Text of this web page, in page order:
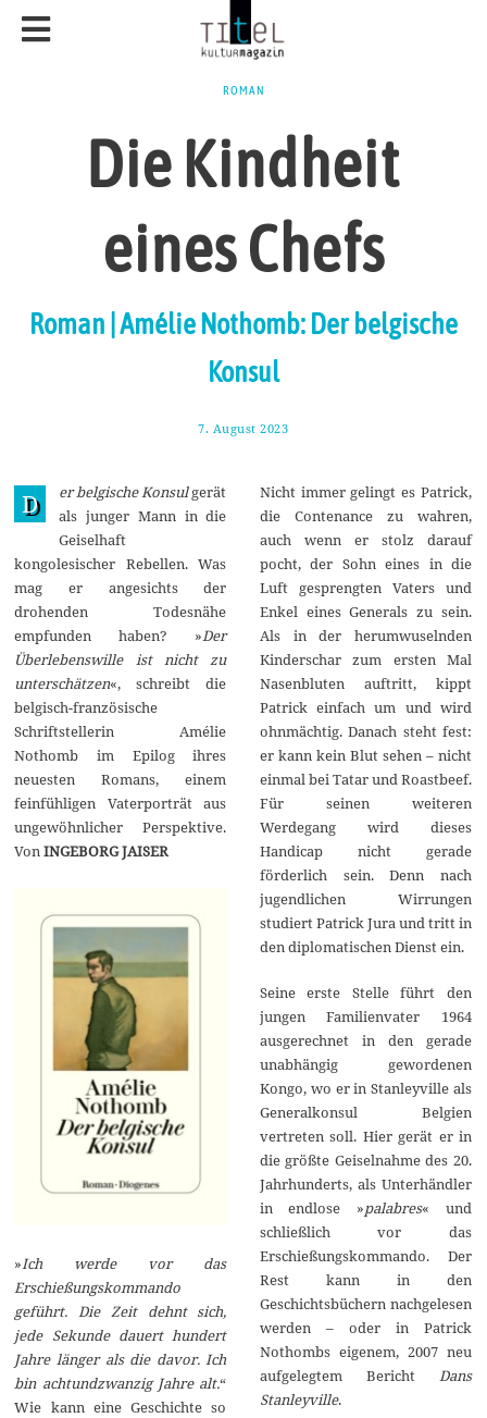
ROMAN
Die Kindheit
eines Chefs
Roman | Amélie Nothomb: Der belgische
Konsul
7. August 2023
u
u
s
t
2
2
D er belgische Konsulgerät
als junger Mann in die
Geiselhaft
kongolesischer Rebellen. Was
mag er angesichts der
drohenden Todesnähe
empfunden haben? »Der
Überlebenswille ist nicht zu
unterschätzen«, schreibt die
belgisch-französische
Schriftstellerin Amélie
Nothomb im Epilog ihres
neuesten Romans, einem
feinfühligen Vaterporträt aus
ungewöhnlicher Perspektive.
VonINGEBORG JAISER
»Ich werde vor das
Erschießungskommando
geführt. Die Zeit dehnt sich,
jede Sekunde dauert hundert
Jahre länger als die davor. Ich
bin achtundzwanzig Jahre alt.“
Wie kann eine Geschichte so
Nicht immer gelingt es Patrick,
die Contenance zu wahren,
auch wenn er stolz darauf
pocht, der Sohn eines in die
Luft gesprengten Vaters und
Enkel eines Generals zu sein.
Als in der herumwuselnden
Kinderschar zum ersten Mal
Nasenbluten auftritt, kippt
Patrick einfach um und wird
ohnmächtig. Danach steht fest:
er kann kein Blut sehen – nicht
einmal bei Tatar und Roastbeef.
Für seinen weiteren
Werdegang wird dieses
Handicap nicht gerade
förderlich sein. Denn nach
jugendlichen Wirrungen
studiert Patrick Jura und tritt in
den diplomatischen Dienst ein.
Seine erste Stelle führt den
jungen Familienvater 1964
ausgerechnet in den gerade
unabhängig gewordenen
Kongo, wo er in Stanleyville als
Generalkonsul Belgien
vertreten soll. Hier gerät er in
die größte Geiselnahme des 20.
Jahrhunderts, als Unterhändler
in endlose »palabres« und
schließlich vor das
Erschießungskommando. Der
Rest kann in den
Geschichtsbüchern nachgelesen
werden – oder in Patrick
Nothombs eigenem, 2007 neu
aufgelegtem Bericht
Dans
Stanleyville.